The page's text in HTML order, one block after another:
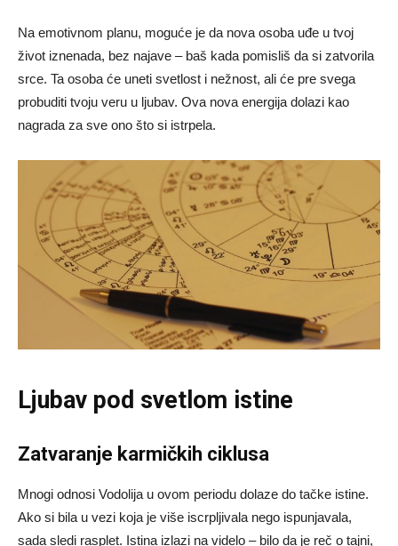
Na emotivnom planu, moguće je da nova osoba uđe u tvoj
život iznenada, bez najave – baš kada pomisliš da si zatvorila
srce. Ta osoba će uneti svetlost i nežnost, ali će pre svega
probuditi tvoju veru u ljubav. Ova nova energija dolazi kao
nagrada za sve ono što si istrpela.
Ljubav pod svetlom istine
Zatvaranje karmičkih ciklusa
Mnogi odnosi Vodolija u ovom periodu dolaze do tačke istine.
Ako si bila u vezi koja je više iscrpljivala nego ispunjavala,
sada sledi rasplet. Istina izlazi na videlo – bilo da je reč o tajni,